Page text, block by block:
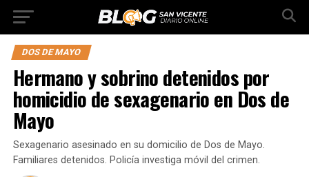
DOS DE MAYO
Hermano y sobrino detenidos por
homicidio de sexagenario en Dos de
Mayo
Sexagenario asesinado en su domicilio de Dos de Mayo.
Familiares detenidos. Policía investiga móvil del crimen.